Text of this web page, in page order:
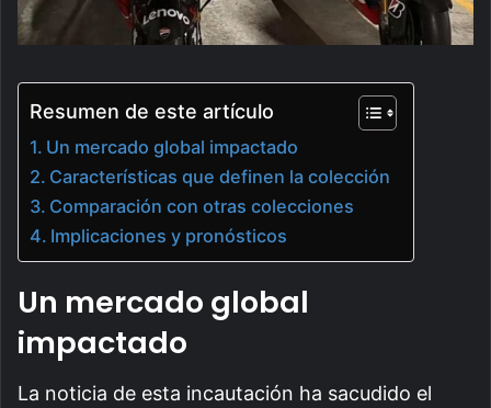
Resumen de este artículo
Un mercado global impactado
Características que definen la colección
Comparación con otras colecciones
Implicaciones y pronósticos
Un mercado global
impactado
La noticia de esta incautación ha sacudido el